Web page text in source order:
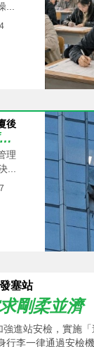
後
兩家通航公司遭暫停營業
理
...
塞站
剛柔並濟
進站安檢，實施
李一律通過安檢